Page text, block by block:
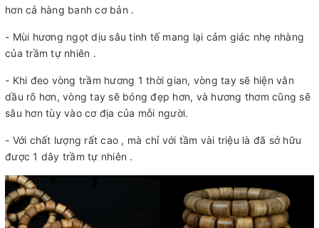
hơn cả hàng banh cơ bản .
- Mùi hương ngọt dịu sâu tinh tế mang lại cảm giác nhẹ nhàng
của trầm tự nhiên .
- Khi đeo vòng trầm hương 1 thời gian, vòng tay sẽ hiện vân
dầu rõ hơn, vòng tay sẽ bóng đẹp hơn, và hương thơm cũng sẽ
sâu hơn tùy vào cơ địa của mỗi người.
- Với chất lượng rất cao , mà chỉ với tầm vài triệu là đã sở hữu
được 1 dây trầm tự nhiên .